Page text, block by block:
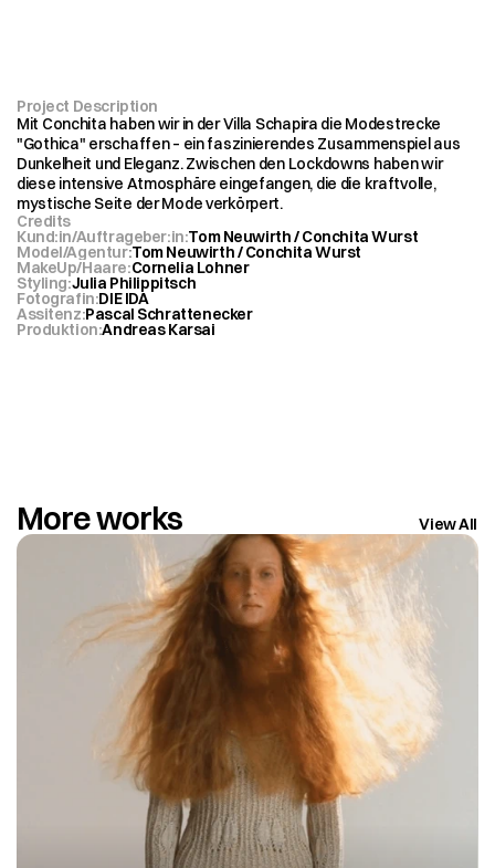
Project Description
Mit Conchita haben wir in der Villa Schapira die Modestrecke
"Gothica" erschaffen – ein faszinierendes Zusammenspiel aus
Dunkelheit und Eleganz. Zwischen den Lockdowns haben wir
diese intensive Atmosphäre eingefangen, die die kraftvolle,
mystische Seite der Mode verkörpert.
Credits
Kund:in/Auftrageber:in:Tom Neuwirth / Conchita Wurst
Model/Agentur:Tom Neuwirth / Conchita Wurst
MakeUp/Haare:Cornelia Lohner
Styling:Julia Philippitsch
Fotografin:DIE IDA
Assitenz:Pascal Schrattenecker
Produktion:Andreas Karsai
More works View All